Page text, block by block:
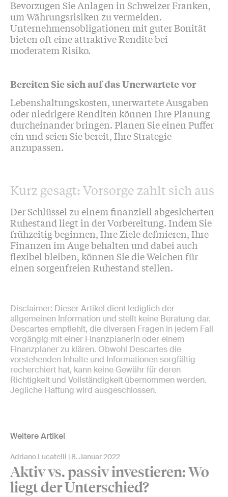
Bevorzugen Sie Anlagen in Schweizer Franken,
um Währungsrisiken zu vermeiden.
Unternehmensobligationen mit guter Bonität
bieten oft eine attraktive Rendite bei
moderatem Risiko.
Bereiten Sie sich auf das Unerwartete vor
Lebenshaltungskosten, unerwartete Ausgaben
oder niedrigere Renditen können Ihre Planung
durcheinander bringen. Planen Sie einen Puffer
ein und seien Sie bereit, Ihre Strategie
anzupassen.
Kurz gesagt: Vorsorge zahlt sich aus
Der Schlüssel zu einem finanziell abgesicherten
Ruhestand liegt in der Vorbereitung. Indem Sie
frühzeitig beginnen, Ihre Ziele definieren, Ihre
Finanzen im Auge behalten und dabei auch
flexibel bleiben, können Sie die Weichen für
einen sorgenfreien Ruhestand stellen.
Disclaimer: Dieser Artikel dient lediglich der
allgemeinen Information und stellt keine Beratung dar.
Descartes empfiehlt, die diversen Fragen in jedem Fall
vorgängig mit einer Finanzplanerin oder einem
Finanzplaner zu klären. Obwohl Descartes die
vorstehenden Inhalte und Informationen sorgfältig
recherchiert hat, kann keine Gewähr für deren
Richtigkeit und Vollständigkeit übernommen werden.
Jegliche Haftung wird ausgeschlossen.
Weitere Artikel
Adriano Lucatelli 8. Januar 2022
Aktiv vs. passiv investieren: Wo
liegt der Unterschied?